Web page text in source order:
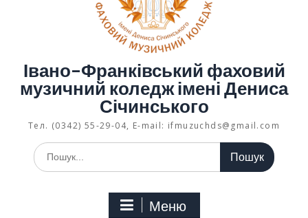
Івано-Франківський фаховий
музичний коледж імені Дениса
Січинського
Тел. (0342) 55-29-04, E-mail: ifmuzuchds@gmail.com
Шукати:
Меню